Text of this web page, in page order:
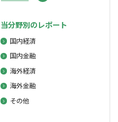
当分野別のレポート
国内経済
国内金融
海外経済
海外金融
その他